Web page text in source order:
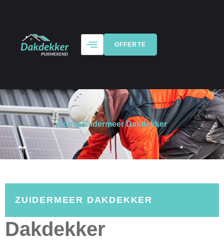
OFFERTE
HomeZuidermeer Dakdekker
ZUIDERMEER DAKDEKKER
Dakdekker